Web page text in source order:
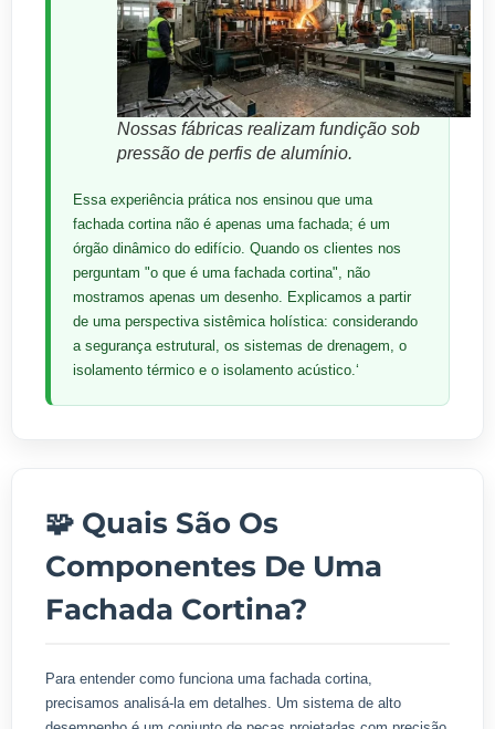
Nossas fábricas realizam fundição sob
pressão de perfis de alumínio.
Essa experiência prática nos ensinou que uma
fachada cortina não é apenas uma fachada; é um
órgão dinâmico do edifício. Quando os clientes nos
perguntam "o que é uma fachada cortina", não
mostramos apenas um desenho. Explicamos a partir
de uma perspectiva sistêmica holística: considerando
a segurança estrutural, os sistemas de drenagem, o
isolamento térmico e o isolamento acústico.‘
🧩 Quais São Os
Componentes De Uma
Fachada Cortina?
Para entender como funciona uma fachada cortina,
precisamos analisá-la em detalhes. Um sistema de alto